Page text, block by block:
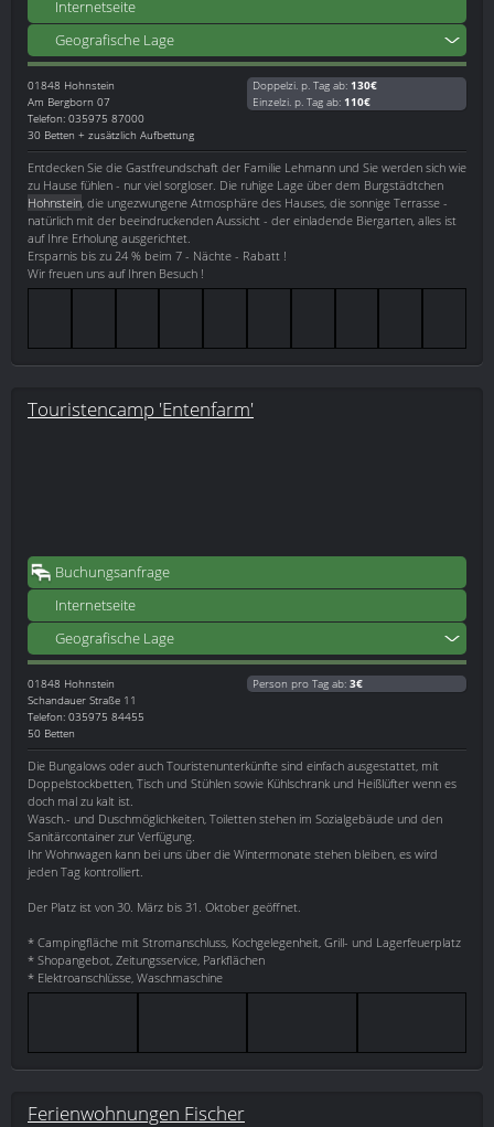
Internetseite
Geografische Lage
01848 Hohnstein
Am Bergborn 07
Telefon: 035975 87000
30 Betten + zusätzlich Aufbettung
Doppelzi. p. Tag ab: 130€
Einzelzi. p. Tag ab: 110€
Entdecken Sie die Gastfreundschaft der Familie Lehmann und Sie werden sich wie
zu Hause fühlen - nur viel sorgloser. Die ruhige Lage über dem Burgstädtchen
Hohnstein , die ungezwungene Atmosphäre des Hauses, die sonnige Terrasse -
natürlich mit der beeindruckenden Aussicht - der einladende Biergarten, alles ist
auf Ihre Erholung ausgerichtet.
Ersparnis bis zu 24 % beim 7 - Nächte - Rabatt !
Wir freuen uns auf Ihren Besuch !
Touristencamp 'Entenfarm'
Buchungsanfrage
Internetseite
Geografische Lage
01848 Hohnstein
Schandauer Straße 11
Telefon: 035975 84455
50 Betten
Person pro Tag ab: 3€
Die Bungalows oder auch Touristenunterkünfte sind einfach ausgestattet, mit
Doppelstockbetten, Tisch und Stühlen sowie Kühlschrank und Heißlüfter wenn es
doch mal zu kalt ist.
Wasch.- und Duschmöglichkeiten, Toiletten stehen im Sozialgebäude und den
Sanitärcontainer zur Verfügung.
Ihr Wohnwagen kann bei uns über die Wintermonate stehen bleiben, es wird
jeden Tag kontrolliert.
Der Platz ist von 30. März bis 31. Oktober geöffnet.
* Campingfläche mit Stromanschluss, Kochgelegenheit, Grill- und Lagerfeuerplatz
* Shopangebot, Zeitungsservice, Parkflächen
* Elektroanschlüsse, Waschmaschine
Ferienwohnungen Fischer